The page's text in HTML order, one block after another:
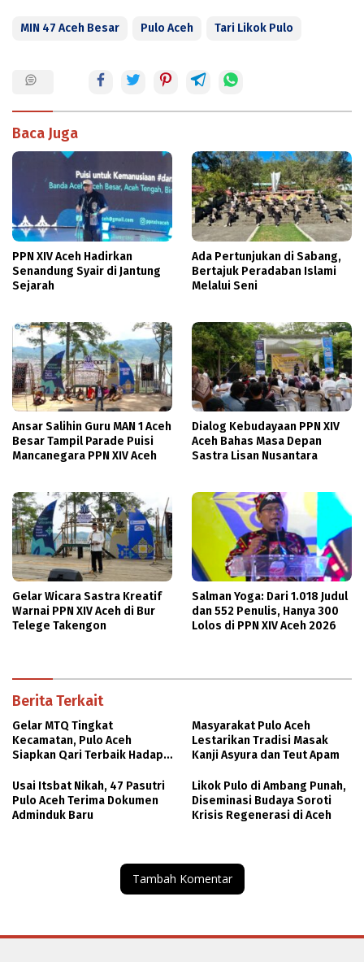
MIN 47 Aceh Besar Pulo Aceh Tari Likok Pulo
Baca Juga
PPN XIV Aceh Hadirkan
Senandung Syair di Jantung
Sejarah
Ada Pertunjukan di Sabang,
Bertajuk Peradaban Islami
Melalui Seni
Ansar Salihin Guru MAN 1 Aceh
Besar Tampil Parade Puisi
Mancanegara PPN XIV Aceh
Dialog Kebudayaan PPN XIV
Aceh Bahas Masa Depan
Sastra Lisan Nusantara
Gelar Wicara Sastra Kreatif
Warnai PPN XIV Aceh di Bur
Telege Takengon
Salman Yoga: Dari 1.018 Judul
dan 552 Penulis, Hanya 300
Lolos di PPN XIV Aceh 2026
Berita Terkait
Gelar MTQ Tingkat
Kecamatan, Pulo Aceh
Siapkan Qari Terbaik Hadapi
Masyarakat Pulo Aceh
Lestarikan Tradisi Masak
Kanji Asyura dan Teut Apam
Usai Itsbat Nikah, 47 Pasutri
Pulo Aceh Terima Dokumen
Adminduk Baru
Likok Pulo di Ambang Punah,
Diseminasi Budaya Soroti
Krisis Regenerasi di Aceh
Tambah Komentar